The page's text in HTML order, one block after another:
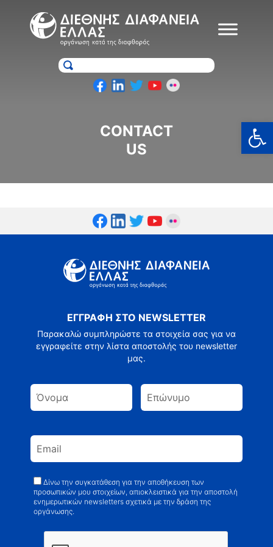
content
CONTACT
US
ΕΓΓΡΑΦΗ ΣΤΟ NEWSLETTER
Παρακαλώ συμπληρώστε τα στοιχεία σας για να
εγγραφείτε στην λίστα αποστολής του newsletter
μας.
Δίνω την συγκατάθεση για την αποθήκευση των
προσωπικών μου στοιχείων, απιοκλειστικά για την αποστολή
ενημερωτικών newsletters σχετικά με την δράση της
οργάνωσης.